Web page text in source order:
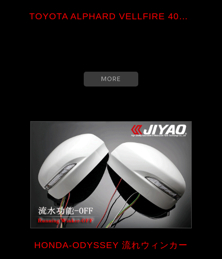
TOYOTA ALPHARD VELLFIRE 40系 流...
MORE
HONDA-ODYSSEY 流れウィンカー